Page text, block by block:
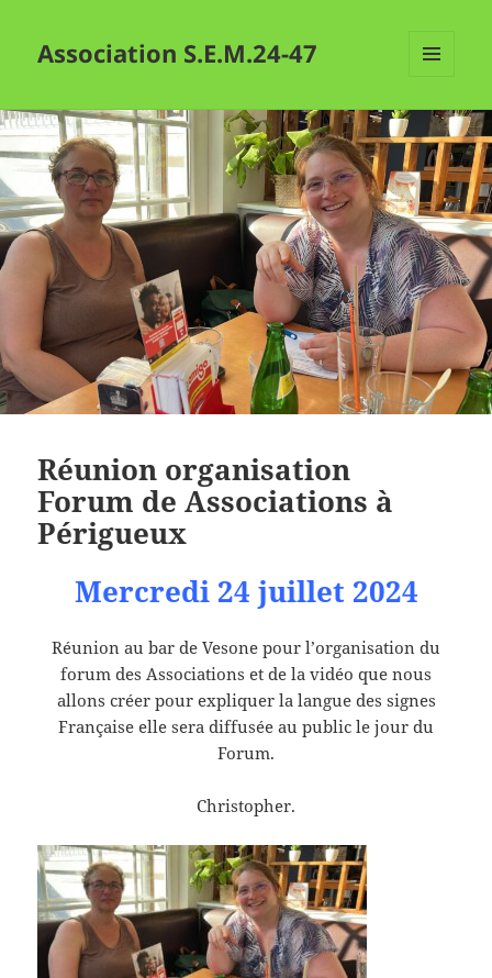
Association S.E.M.24-47
WIDGETS
Réunion organisation
Forum de Associations à
Périgueux
Mercredi 24 juillet 2024
Réunion au bar de Vesone pour l’organisation du
forum des Associations et de la vidéo que nous
allons créer pour expliquer la langue des signes
Française elle sera diffusée au public le jour du
Forum.
Christopher.